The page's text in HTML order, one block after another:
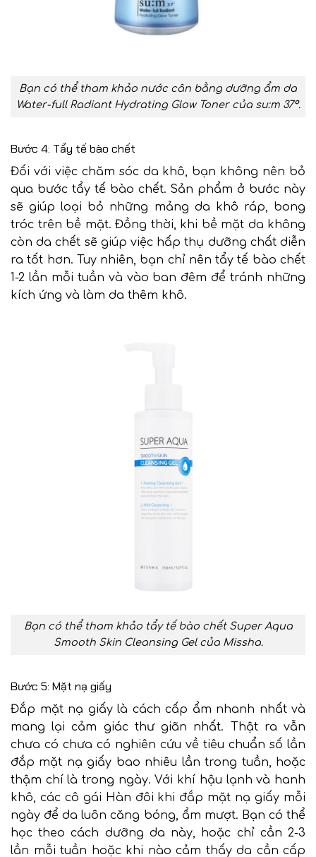
Bạn có thể tham khảo nước cân bằng dưỡng ẩm da
Water-full Radiant Hydrating Glow Toner của su:m 37°.
Bước 4: Tẩy tế bào chết
Đối với việc chăm sóc da khô, bạn không nên bỏ
qua bước tẩy tế bào chết. Sản phẩm ở bước này
sẽ giúp loại bỏ những mảng da khô ráp, bong
tróc trên bề mặt. Đồng thời, khi bề mặt da không
còn da chết sẽ giúp việc hấp thụ dưỡng chất diễn
ra tốt hơn. Tuy nhiên, bạn chỉ nên tẩy tế bào chết
1-2 lần mỗi tuần và vào ban đêm để tránh những
kích ứng và làm da thêm khô.
Bạn có thể tham khảo tẩy tế bào chết Super Aqua
Smooth Skin Cleansing Gel của Missha.
Bước 5: Mặt nạ giấy
Đắp mặt nạ giấy là cách cấp ẩm nhanh nhất và
mang lại cảm giác thư giãn nhất. Thật ra vẫn
chưa có chưa có nghiên cứu về tiêu chuẩn số lần
đắp mặt nạ giấy bao nhiêu lần trong tuần, hoặc
thậm chí là trong ngày. Với khí hậu lạnh và hanh
khô, các cô gái Hàn đôi khi đắp mặt nạ giấy mỗi
ngày để da luôn căng bóng, ẩm mượt. Bạn có thể
học theo cách dưỡng da này, hoặc chỉ cần 2-3
lần mỗi tuần hoặc khi nào cảm thấy da cần cấp